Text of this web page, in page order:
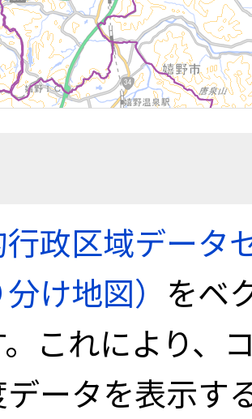
政区域データ
分け地図） をベ
。これにより、
ータを表示す